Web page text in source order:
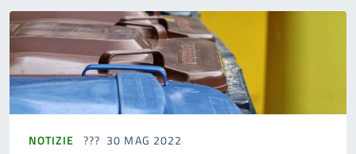
NOTIZIE 30 MAG 2022